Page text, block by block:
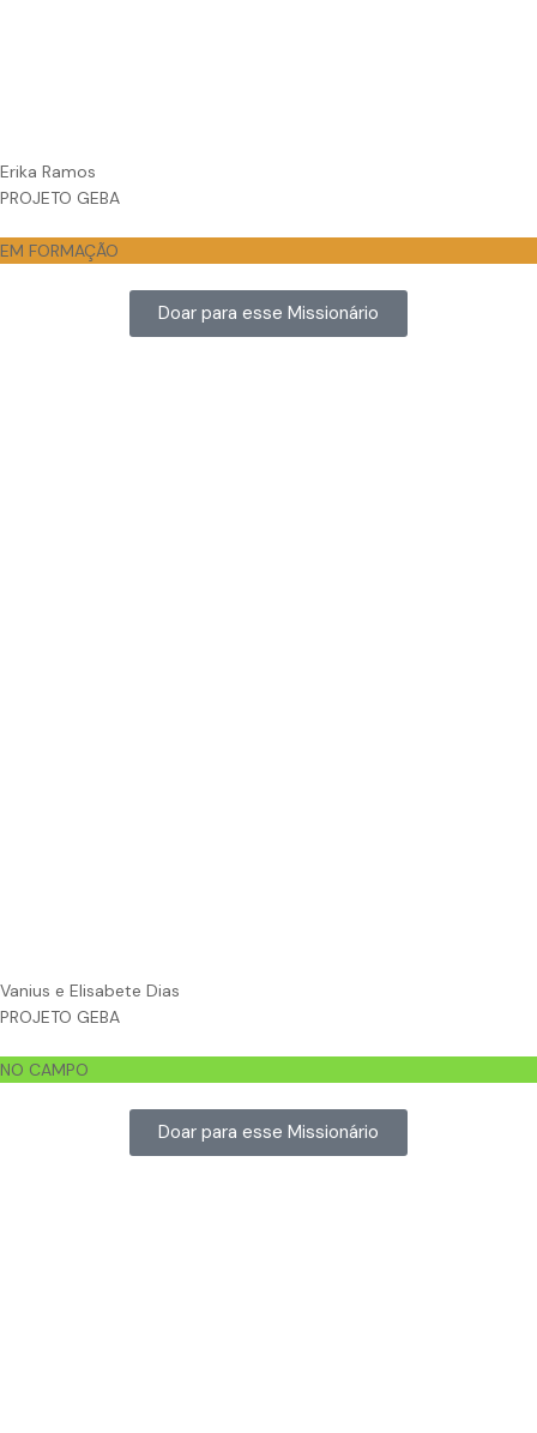
Erika Ramos
PROJETO GEBA
EM FORMAÇÃO
Doar para esse Missionário
Vanius e Elisabete Dias
PROJETO GEBA
NO CAMPO
Doar para esse Missionário